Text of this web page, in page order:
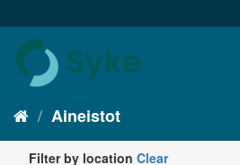
Aineistot
Filter by location Clear